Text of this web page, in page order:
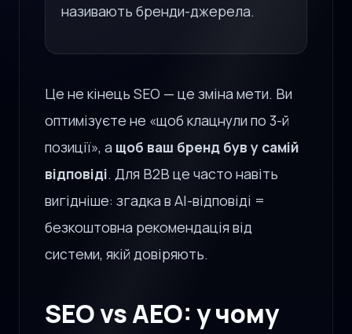
називають бренди-джерела.
Це не кінець SEO — це зміна мети. Ви
оптимізуєте не «щоб клацнули по 3-й
позиції», а щоб ваш бренд був у самій
відповіді. Для B2B це часто навіть
вигідніше: згадка в AI-відповіді =
безкоштовна рекомендація від
системи, якій довіряють.
SEO vs AEO: у чому